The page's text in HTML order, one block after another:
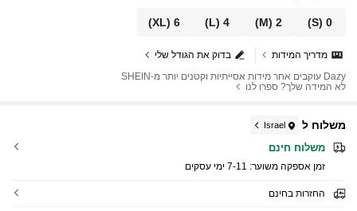
0
(S)
2
(M)
4
(L)
6
(XL)
בדוק את הגודל שלי
מדריך המידות
Dazy עוקבים אחר מידות אסייתיות וקטנים יותר מ-SHEIN
לא המידה שלך? ספרו לנו
משלוח ל Israel
משלוח חינם
זמן אספקה ​​משוער: 7-11 ימי עסקים
החזרות בחינם